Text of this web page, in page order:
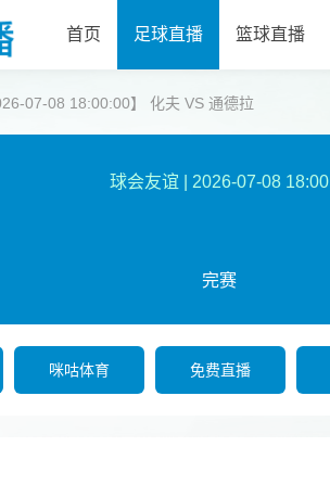
首页 足球直播 篮球直播
07-08 18:00:00】 化夫 VS 通德拉
球会友谊 2026-07-08 18:00
完赛
咪咕体育 免费直播